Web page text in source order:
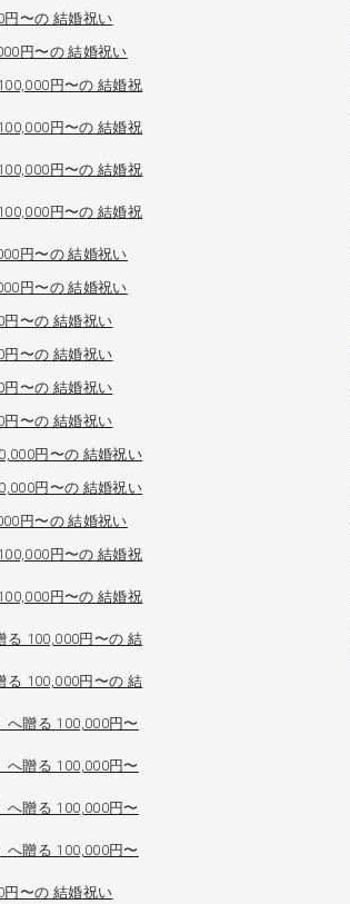
円〜の 結婚祝い
円〜の 結婚祝い
円〜の 結婚祝
円〜の 結婚祝
円〜の 結婚祝
円〜の 結婚祝
円〜の 結婚祝い
円〜の 結婚祝い
円〜の 結婚祝い
円〜の 結婚祝い
円〜の 結婚祝い
円〜の 結婚祝い
円〜の 結婚祝い
円〜の 結婚祝い
円〜の 結婚祝い
円〜の 結婚祝
円〜の 結婚祝
る 100,000円〜の 結
る 100,000円〜の 結
へ贈る 100,000円〜
へ贈る 100,000円〜
へ贈る 100,000円〜
へ贈る 100,000円〜
円〜の 結婚祝い